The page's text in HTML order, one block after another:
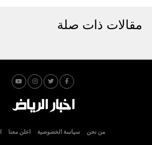
مقالات ذات صلة
من نحن سياسة الخصوصية اعلن معنا